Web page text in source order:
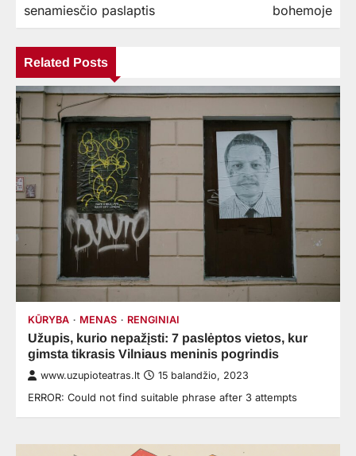
senamiesčio paslaptis
bohemoje
Related Posts
KŪRYBA MENAS RENGINIAI
Užupis, kurio nepažįsti: 7 paslėptos vietos, kur
gimsta tikrasis Vilniaus meninis pogrindis
www.uzupioteatras.lt 15 balandžio, 2023
ERROR: Could not find suitable phrase after 3 attempts